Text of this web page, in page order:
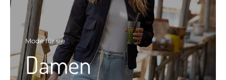
Mode für sie
Damen